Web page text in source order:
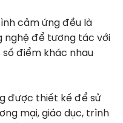
cảm ứng đều là
nghệ để tương tác với
số điểm khác nhau
được thiết kế để sử
mại, giáo dục, trình